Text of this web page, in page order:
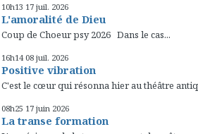
10h13 17 juil. 2026
L'amoralité de Dieu
Coup de Choeur psy 2026 Dans le cas...
16h14 08 juil. 2026
Positive vibration
C'est le cœur qui résonna hier au théâtre
08h25 17 juin 2026
La transe formation